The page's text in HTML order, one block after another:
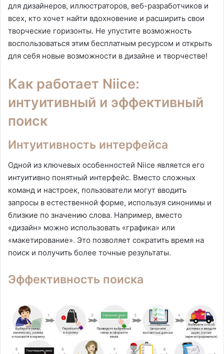
для дизайнеров, иллюстраторов, веб-разработчиков и
всех, кто хочет найти вдохновение и расширить свои
творческие горизонты. Не упустите возможность
воспользоваться этим бесплатным ресурсом и открыть
для себя новые возможности в дизайне и творчестве!
Как работает Niice:
интуитивный и эффективный
поиск
Интуитивность интерфейса
Одной из ключевых особенностей Niice является его
интуитивно понятный интерфейс. Вместо сложных
команд и настроек, пользователи могут вводить
запросы в естественной форме, используя синонимы и
близкие по значению слова. Например, вместо
«дизайн» можно использовать «графика» или
«макетирование». Это позволяет сократить время на
поиск и получить более точные результаты.
Эффективность поиска